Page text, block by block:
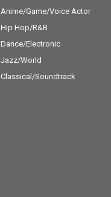
Anime/Game/Voice Actor
Hip Hop/R&B
Dance/Electronic
Jazz/World
Classical/Soundtrack